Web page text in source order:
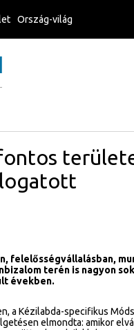
felelősségvállalásban,
terén is nagyon
években.
a Kézilabda-specifikus
elmondta: amikor
Ország-világ